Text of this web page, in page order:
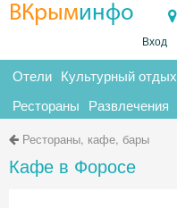
ВКрыминфо
Вход
Отели Культурный отдых
Рестораны Развлечения
Рестораны, кафе, бары
Кафе в Форосе